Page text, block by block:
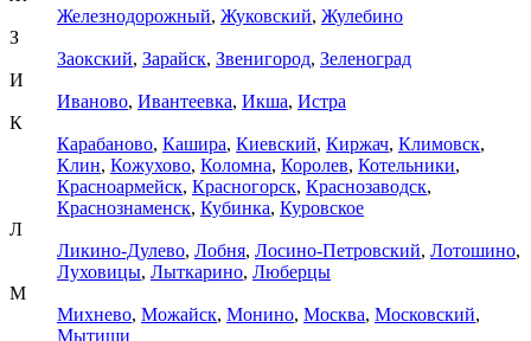
Железнодорожный, Жуковский, Жулебино
З
Заокский, Зарайск, Звенигород, Зеленоград
И
Иваново, Ивантеевка, Икша, Истра
К
Карабаново, Кашира, Киевский, Киржач, Климовск,
Клин, Кожухово, Коломна, Королев, Котельники,
Красноармейск, Красногорск, Краснозаводск,
Краснознаменск, Кубинка, Куровское
Л
Ликино-Дулево, Лобня, Лосино-Петровский, Лотошино,
Луховицы, Лыткарино, Люберцы
М
Михнево, Можайск, Монино, Москва, Московский,
Мытищи